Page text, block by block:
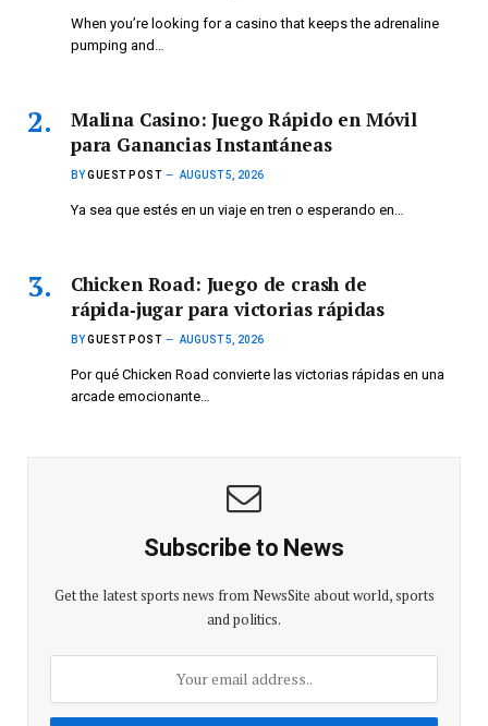
When you’re looking for a casino that keeps the adrenaline
pumping and…
Malina Casino: Juego Rápido en Móvil
para Ganancias Instantáneas
BYGUEST POST AUGUST 5, 2026
Ya sea que estés en un viaje en tren o esperando en…
Chicken Road: Juego de crash de
rápida‑jugar para victorias rápidas
BYGUEST POST AUGUST 5, 2026
Por qué Chicken Road convierte las victorias rápidas en una
arcade emocionante…
Subscribe to News
Get the latest sports news from NewsSite about world, sports
and politics.